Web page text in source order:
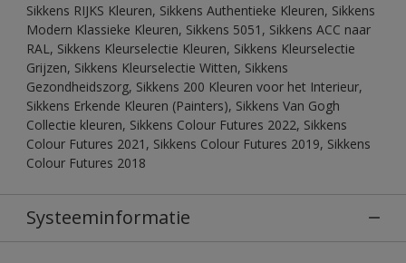
Sikkens RIJKS Kleuren, Sikkens Authentieke Kleuren, Sikkens
Modern Klassieke Kleuren, Sikkens 5051, Sikkens ACC naar
RAL, Sikkens Kleurselectie Kleuren, Sikkens Kleurselectie
Grijzen, Sikkens Kleurselectie Witten, Sikkens
Gezondheidszorg, Sikkens 200 Kleuren voor het Interieur,
Sikkens Erkende Kleuren (Painters), Sikkens Van Gogh
Collectie kleuren, Sikkens Colour Futures 2022, Sikkens
Colour Futures 2021, Sikkens Colour Futures 2019, Sikkens
Colour Futures 2018
Systeeminformatie